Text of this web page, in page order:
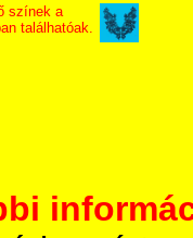
színek a
találhatóak.